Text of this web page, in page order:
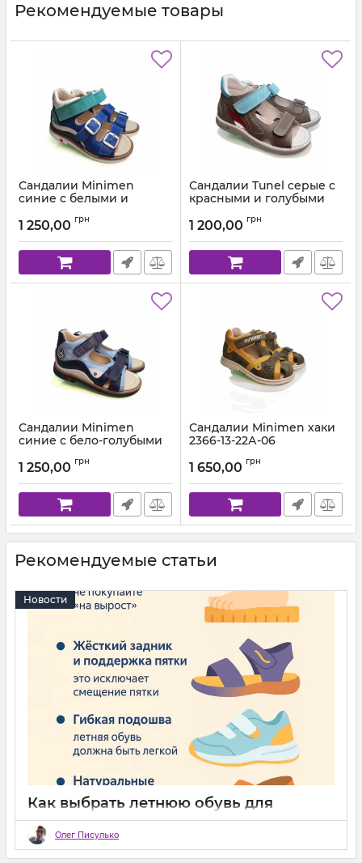
Рекомендуемые товары
Сандалии Minimen
cиние с белыми и
ВВ02
Артикул: ВВ02-12-8А (18-25) 08
1 250,00 грн
Сандалии Tunel cерые с
красными и голубыми
Артикул: 1853-2-7 (21-30)
1 200,00 грн
Сандалии Minimen
синие с бело-голубыми
Артикул: ВВ01-12-8А (18-25) 02
1 250,00 грн
Сандалии Minimen хаки
2366-13-22А-06
1 650,00 грн
Рекомендуемые статьи
Новости
Как выбрать летнюю обувь для
ребёнка: советы ортопеда
22 06 2025
Олег Писулько